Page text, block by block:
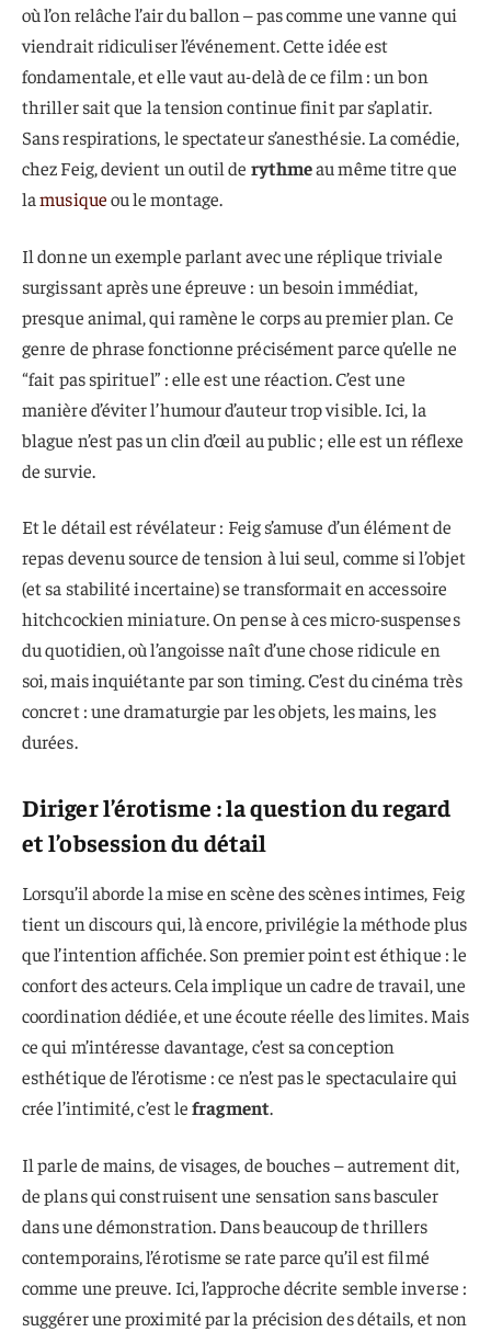
où l’on relâche l’air du ballon – pas comme une vanne qui
viendrait ridiculiser l’événement. Cette idée est
fondamentale, et elle vaut au-delà de ce film : un bon
thriller sait que la tension continue finit par s’aplatir.
Sans respirations, le spectateur s’anesthésie. La comédie,
chez Feig, devient un outil de rythmeau même titre que
lamusiqueou le montage.
Il donne un exemple parlant avec une réplique triviale
surgissant après une épreuve : un besoin immédiat,
presque animal, qui ramène le corps au premier plan. Ce
genre de phrase fonctionne précisément parce qu’elle ne
“fait pas spirituel” : elle est une réaction. C’est une
manière d’éviter l’humour d’auteur trop visible. Ici, la
blague n’est pas un clin d’œil au public ; elle est un réflexe
de survie.
Et le détail est révélateur : Feig s’amuse d’un élément de
repas devenu source de tension à lui seul, comme si l’objet
(et sa stabilité incertaine) se transformait en accessoire
hitchcockien miniature. On pense à ces micro-suspenses
du quotidien, où l’angoisse naît d’une chose ridicule en
soi, mais inquiétante par son timing. C’est du cinéma très
concret : une dramaturgie par les objets, les mains, les
durées.
Diriger l’érotisme : la question du regard
et l’obsession du détail
Lorsqu’il aborde la mise en scène des scènes intimes, Feig
tient un discours qui, là encore, privilégie la méthode plus
que l’intention affichée. Son premier point est éthique : le
confort des acteurs. Cela implique un cadre de travail, une
coordination dédiée, et une écoute réelle des limites. Mais
ce qui m’intéresse davantage, c’est sa conception
esthétique de l’érotisme : ce n’est pas le spectaculaire qui
crée l’intimité, c’est lefragment.
Il parle de mains, de visages, de bouches – autrement dit,
de plans qui construisent une sensation sans basculer
dans une démonstration. Dans beaucoup de thrillers
contemporains, l’érotisme se rate parce qu’il est filmé
comme une preuve. Ici, l’approche décrite semble inverse :
suggérer une proximité par la précision des détails, et non